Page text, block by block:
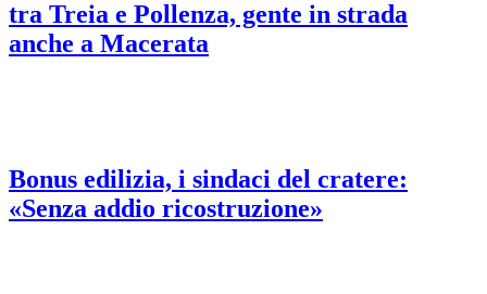
tra Treia e Pollenza, gente in strada
anche a Macerata
Bonus edilizia, i sindaci del cratere:
«Senza addio ricostruzione»